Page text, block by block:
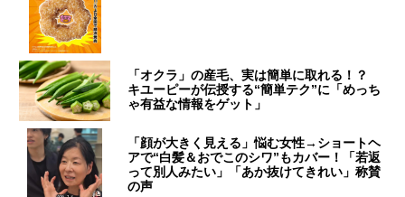
「オクラ」の産毛、実は簡単に取れる！？
キユーピーが伝授する“簡単テク”に「めっち
ゃ有益な情報をゲット」
「顔が大きく見える」悩む女性→ショートヘ
アで“白髪＆おでこのシワ”もカバー！「若返
って別人みたい」「あか抜けてきれい」称賛
の声